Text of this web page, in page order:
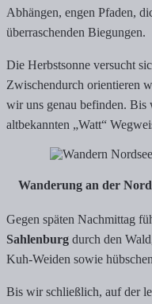
Abhängen, engen Pfaden,
überraschenden Biegungen.
Die Herbstsonne versucht
Zwischendurch orientieren
wir uns genau befinden.
altbekannten „Watt“
Wanderung an der
Gegen späten Nachmittag
Sahlenburg durch den
Kuh-Weiden sowie
Bis wir schließlich, auf der